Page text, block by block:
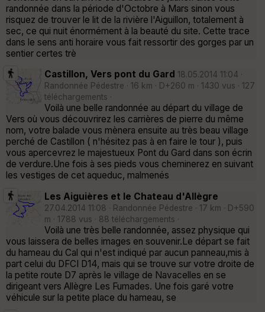
randonnée dans la période d'Octobre à Mars sinon vous
risquez de trouver le lit de la rivière l'Aiguillon, totalement à
sec, ce qui nuit énormément à la beauté du site. Cette trace
dans le sens anti horaire vous fait ressortir des gorges par un
sentier certes trè
Castillon, Vers pont du Gard 18.05.2014 11:04 ·
Randonnée Pédestre · 16 km · D+260 m · 1430 vus · 127
téléchargements ·
Voilà une belle randonnée au départ du village de
Vers où vous découvrirez les carrières de pierre du même
nom, votre balade vous mènera ensuite au très beau village
perché de Castillon ( n'hésitez pas à en faire le tour ), puis
vous apercevrez le majestueux Pont du Gard dans son écrin
de verdure.Une fois à ses pieds vous cheminerez en suivant
les vestiges de cet aqueduc, malmenés
Les Aiguières et le Chateau d'Allègre
27.04.2014 11:08 · Randonnée Pédestre · 17 km · D+590
m · 1788 vus · 88 téléchargements ·
Voilà une très belle randonnée, assez physique qui
vous laissera de belles images en souvenir.Le départ se fait
du hameau du Cal qui n'est indiqué par aucun panneau,mis à
part celui du DFCI D14, mais qui se trouve sur votre droite de
la petite route D7 après le village de Navacelles en se
dirigeant vers Allègre Les Fumades. Une fois garé votre
véhicule sur la petite place du hameau, se